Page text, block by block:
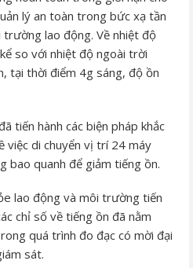
lý an toàn trong bức xạ tần
lao động. Về nhiệt độ
so với nhiệt độ ngoài trời
tại thời điểm 4g sáng, độ ồn
tiến hành các biện pháp khắc
việc di chuyển vị trí 24 máy
bao quanh để giảm tiếng ồn.
lao động và môi trường tiến
chỉ số về tiếng ồn đã nằm
quá trình đo đạc có mời đại
sát.